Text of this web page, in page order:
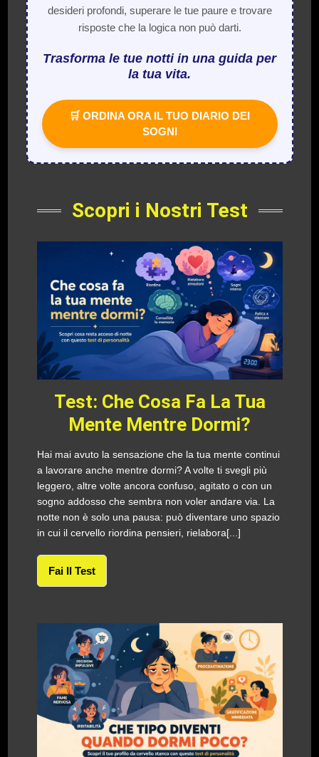
desideri profondi, superare le tue paure e trovare
risposte che la logica non può darti.
Trasforma le tue notti in una guida per
la tua vita.
🛒 ORDINA ORA IL TUO DIARIO DEI
SOGNI
Scopri i Nostri Test
Test: Che Cosa Fa La Tua
Mente Mentre Dormi?
Hai mai avuto la sensazione che la tua mente continui
a lavorare anche mentre dormi? A volte ti svegli più
leggero, altre volte ancora confuso, agitato o con un
sogno addosso che sembra non voler andare via. La
notte non è solo una pausa: può diventare uno spazio
in cui il cervello riordina pensieri, rielabora[...]
Fai Il Test